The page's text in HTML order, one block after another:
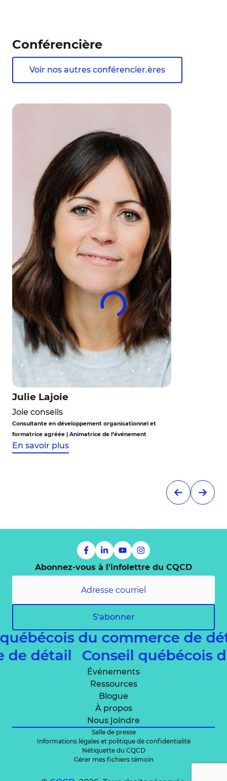
Conférencière
Voir nos autres conférencier.ères
Julie Lajoie
Joie conseils
Consultante en développement organisationnel et
formatrice agréée | Animatrice de l’événement
En savoir plus
Abonnez-vous à l'infolettre du CQCD
S'abonner
du commerce de
de détailConseil
Événements
Ressources
Blogue
À propos
Nous joindre
Salle de presse
Informations légales et politique de confidentialité
Nétiquette du CQCD
Gérer mes fichiers témoin